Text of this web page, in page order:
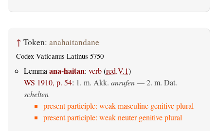
↑ Token: anahaitandane
Codex Vaticanus Latinus 5750
Lemmaana-haitan: verb(red.V.1)
WS 1910, p. 54: 1. m. Akk. anrufen— 2. m. Dat.
schelten
present participle: weak masculine genitive plural
present participle: weak neuter genitive plural